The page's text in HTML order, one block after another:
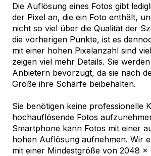
Die Auflösung eines Fotos gibt
der Pixel an, die ein Foto enthält,
nicht so viel über die Qualität der
die vorherigen Punkte, ist es
mit einer hohen Pixelanzahl sind
zeigen viel mehr Details. Sie
Anbietern bevorzugt, da sie nach
Größe ihre Schärfe beibehalten.
Sie benötigen keine professionelle
hochauflösende Fotos
Smartphone kann Fotos mit einer
hohen Auflösung aufnehmen. Wir
mit einer Mindestgröße von 2048 x